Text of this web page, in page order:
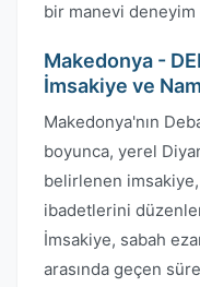
bir manevi
Makedonya -
İmsakiye ve
Makedonya'nın
boyunca, yerel
belirlenen
ibadetlerini
İmsakiye, sabah
arasında geçen